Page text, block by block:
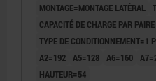
MONTAGE=MONTAGE LATÉRAL
CAPACITÉ DE CHARGE PAR
TYPE DE CONDITIONNEMENT=1
A2=192 A5=128 A6=160
HAUTEUR=54